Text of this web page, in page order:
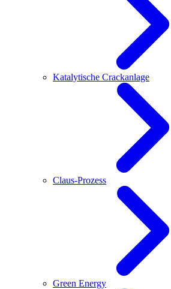
Katalytische Crackanlage
Claus-Prozess
Green Energy